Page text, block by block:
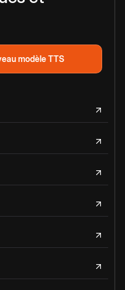
modèle TTS